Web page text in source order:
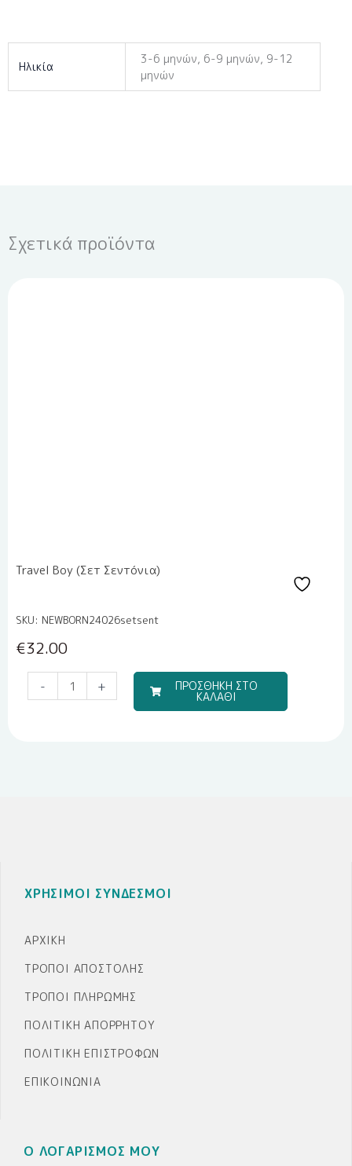
Ηλικία
3-6 μηνών, 6-9 μηνών, 9-12
μηνών
Σχετικά προϊόντα
Travel Boy (Σετ Σεντόνια)
SKU: NEWBORN24026setsent
€32.00
-
Προσκλητήριο
για
+ ΠΡΟΣΘΗΚΗ ΣΤΟ
ΚΑΛΑΘΙ
ΧΡΗΣΙΜΟΙ ΣΥΝΔΕΣΜΟΙ
ΑΡΧΙΚΉ
ΤΡΌΠΟΙ ΑΠΟΣΤΟΛΉΣ
ΤΡΌΠΟΙ ΠΛΗΡΩΜΉΣ
ΠΟΛΙΤΙΚΉ ΑΠΟΡΡΉΤΟΥ
ΠΟΛΙΤΙΚΉ ΕΠΙΣΤΡΟΦΏΝ
ΕΠΙΚΟΙΝΩΝΊΑ
Ο ΛΟΓΑΡΙΣΜΟΣ ΜΟΥ